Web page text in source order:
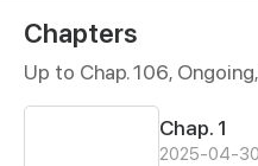
Chapters
Up to Chap. 106, Ongoing
Chap. 1
2025-04-